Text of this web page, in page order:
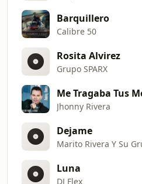
Barquillero
Calibre 50
Rosita Alvirez
Grupo SPARX
Me Tragaba Tus
Jhonny Rivera
Dejame
Marito Rivera Y Su
Luna
DJ Flex